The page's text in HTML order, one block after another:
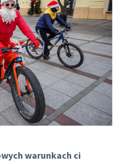
warunkach ci